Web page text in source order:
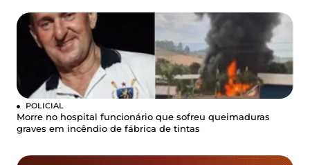
POLICIAL
Morre no hospital funcionário que sofreu queimaduras
graves em incêndio de fábrica de tintas